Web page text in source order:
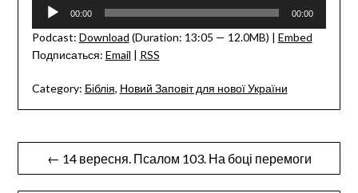
Audio
Player
00:00 00:00
Podcast: Download (Duration: 13:05 — 12.0MB) | Embed
Подписаться: Email | RSS
Category: Біблія, Новий Заповіт для нової України
Post
navigation
← 14 вересня. Псалом 103. На боці перемоги